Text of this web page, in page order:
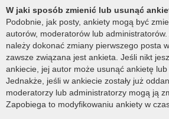
W jaki sposób zmienić lub usunąć
Podobnie, jak posty, ankiety mogą być
autorów, moderatorów lub administratorów.
należy dokonać zmiany pierwszego posta
zawsze związana jest ankieta. Jeśli nikt
ankiecie, jej autor może usunąć ankietę lub
Jednakże, jeśli w ankiecie zostały już
moderatorzy lub administratorzy mogą ją
Zapobiega to modyfikowaniu ankiety w